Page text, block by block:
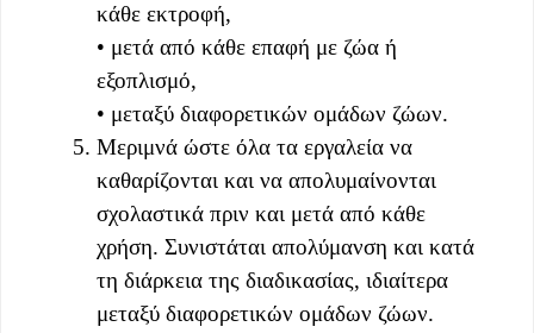
κάθε εκτροφή,
• μετά από κάθε επαφή με ζώα ή
εξοπλισμό,
• μεταξύ διαφορετικών ομάδων ζώων.
Μεριμνά ώστε όλα τα εργαλεία να
καθαρίζονται και να απολυμαίνονται
σχολαστικά πριν και μετά από κάθε
χρήση. Συνιστάται απολύμανση και κατά
τη διάρκεια της διαδικασίας, ιδιαίτερα
μεταξύ διαφορετικών ομάδων ζώων.